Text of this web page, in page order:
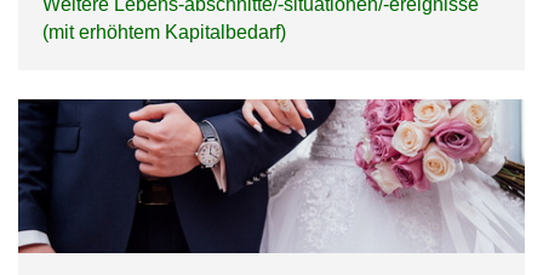
Weitere Lebens-abschnitte/-situationen/-ereignisse
(mit erhöhtem Kapitalbedarf)